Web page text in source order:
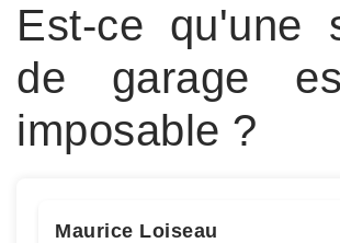
Est-ce qu'une
de garage
imposable ?
Maurice Loiseau